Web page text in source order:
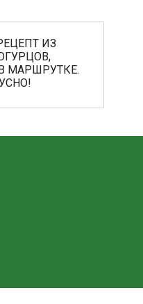
ИЗ
МАРШРУТКЕ.